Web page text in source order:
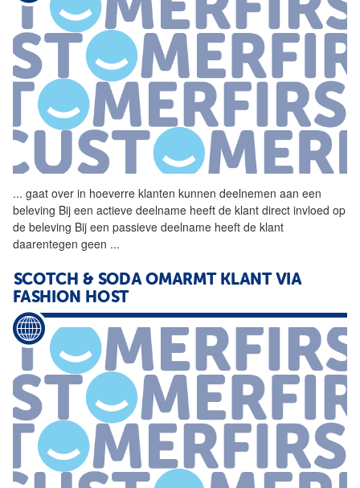
... gaat over in hoeverre klanten kunnen deelnemen aan een
beleving Bij een actieve deelname heeft de klant direct invloed op
de beleving Bij een passieve deelname heeft de klant
daarentegen geen ...
SCOTCH & SODA OMARMT KLANT VIA
FASHION HOST